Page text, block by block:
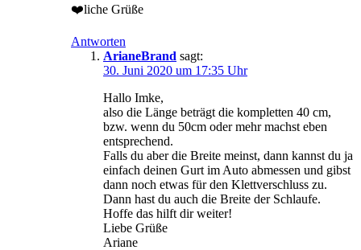
❤️liche Grüße
Antworten
ArianeBrand sagt:
30. Juni 2020 um 17:35 Uhr
Hallo Imke,
also die Länge beträgt die kompletten 40 cm,
bzw. wenn du 50cm oder mehr machst eben
entsprechend.
Falls du aber die Breite meinst, dann kannst du ja
einfach deinen Gurt im Auto abmessen und gibst
dann noch etwas für den Klettverschluss zu.
Dann hast du auch die Breite der Schlaufe.
Hoffe das hilft dir weiter!
Liebe Grüße
Ariane